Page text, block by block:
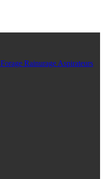
Forage Rainurage Aspirateurs